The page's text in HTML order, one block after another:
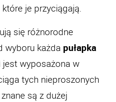
je przyciągają.
się różnorodne
wyboru każda pułapka
jest wyposażona w
tych nieproszonych
są z dużej